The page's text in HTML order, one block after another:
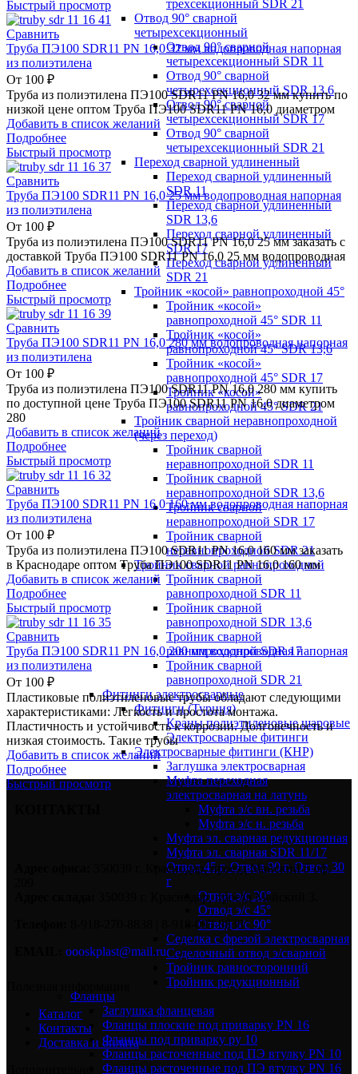
трехсекционный SDR 21
Отвод 90° сварной
четырехсекционный
Отвод 90° сварной
четырехсекционный SDR 11
Отвод 90° сварной
четырехсекционный SDR 13,6
Отвод 90° сварной
четырехсекционный SDR 17
Отвод 90° сварной
четырехсекционный SDR 21
Переход сварной удлиненный
Переход сварной удлиненный
SDR 11
Переход сварной удлиненный
SDR 13,6
Переход сварной удлиненный
SDR 17
Переход сварной удлиненный
SDR 21
Тройник «косой» равнопроходной 45°
Тройник «косой»
равнопроходной 45° SDR 11
Тройник «косой»
равнопроходной 45° SDR 13,6
Тройник «косой»
равнопроходной 45° SDR 17
Тройник «косой»
равнопроходной 45° SDR 21
Тройник сварной неравнопроходной
(через переход)
Тройник сварной
неравнопроходной SDR 11
Тройник сварной
неравнопроходной SDR 13,6
Тройник сварной
неравнопроходной SDR 17
Тройник сварной
неравнопроходной SDR 21
Тройник сварной равнопроходной
Тройник сварной
равнопроходной SDR 11
Тройник сварной
равнопроходной SDR 13,6
Тройник сварной
равнопроходной SDR 17
Тройник сварной
равнопроходной SDR 21
Фитинги электросварные
Фитинги (Турция)
Краны полиэтиленовые шаровые
Электросварные фитинги
Электросварные фитинги (КНР)
Заглушка электросварная
Муфта переходная
электросварная на латунь
Муфта э/с вн. резьба
Муфта э/с н. резьба
Муфта эл. cварная редукционная
Муфта эл. сварная SDR 11/17
Отвод 45 г, Отвод 90 г, Отвод 30
г
Отвод э/с 30°
Отвод э/с 45°
Отвод э/с 90°
Седелка с фрезой электросварная
Седелочный отвод э/сварной
Тройник равносторонний
Тройник редукционный
Фланцы
Заглушка фланцевая
Фланцы плоские под приварку PN 16
Фланцы под приварку ру 10
Фланцы расточенные под ПЭ втулку PN 10
Фланцы расточенные под ПЭ втулку PN 16
Быстрый просмотр
Сравнить
Труба ПЭ100 SDR11 PN 16,0 32 мм водопроводная напорная
из полиэтилена
От 100 ₽
Труба из полиэтилена ПЭ100 SDR11 PN 16,0 32 мм купить по
низкой цене оптом Труба ПЭ100 SDR11 PN 16,0 диаметром
Добавить в список желаний
Подробнее
Быстрый просмотр
Сравнить
Труба ПЭ100 SDR11 PN 16,0 25 мм водопроводная напорная
из полиэтилена
От 100 ₽
Труба из полиэтилена ПЭ100 SDR11 PN 16,0 25 мм заказать с
доставкой Труба ПЭ100 SDR11 PN 16,0 25 мм водопроводная
Добавить в список желаний
Подробнее
Быстрый просмотр
Сравнить
Труба ПЭ100 SDR11 PN 16,0 280 мм водопроводная напорная
из полиэтилена
От 100 ₽
Труба из полиэтилена ПЭ100 SDR11 PN 16,0 280 мм купить
по доступной цене Труба ПЭ100 SDR11 PN 16,0 диаметром
280
Добавить в список желаний
Подробнее
Быстрый просмотр
Сравнить
Труба ПЭ100 SDR11 PN 16,0 160 мм водопроводная напорная
из полиэтилена
От 100 ₽
Труба из полиэтилена ПЭ100 SDR11 PN 16,0 160 мм заказать
в Краснодаре оптом Труба ПЭ100 SDR11 PN 16,0 160 мм
Добавить в список желаний
Подробнее
Быстрый просмотр
Сравнить
Труба ПЭ100 SDR11 PN 16,0 200 мм водопроводная напорная
из полиэтилена
От 100 ₽
Пластиковые полиэтиленовые трубы обладают следующими
характеристиками: Легкость и простота монтажа.
Пластичность и устойчивость к коррозии. Долговечность и
низкая стоимость. Такие трубы
Добавить в список желаний
Подробнее
Быстрый просмотр
350039 г. Краснодар, проезд Майский 5 оф.
350039 г. Краснодар, проезд Майский 3.
8-918-270-8838 | 8-918-093-8838
oooskplast@mail.ru
Каталог
Контакты
Доставка и оплата